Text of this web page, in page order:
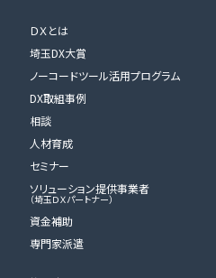
ＤＸとは
埼玉DX大賞
ノーコードツール活用プログラム
DX取組事例
相談
人材育成
セミナー
ソリューション提供事業者
（埼玉ＤＸパートナー）
資金補助
専門家派遣